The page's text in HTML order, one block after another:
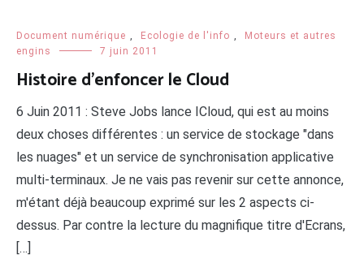
Document numérique Ecologie de l'info
Moteurs et autres
engins
7 juin 2011
Histoire d’enfoncer le Cloud
6 Juin 2011 : Steve Jobs lance ICloud, qui est au moins
deux choses différentes : un service de stockage "dans
les nuages" et un service de synchronisation applicative
multi-terminaux. Je ne vais pas revenir sur cette annonce,
m'étant déjà beaucoup exprimé sur les 2 aspects ci-
dessus. Par contre la lecture du magnifique titre d'Ecrans,
[…]